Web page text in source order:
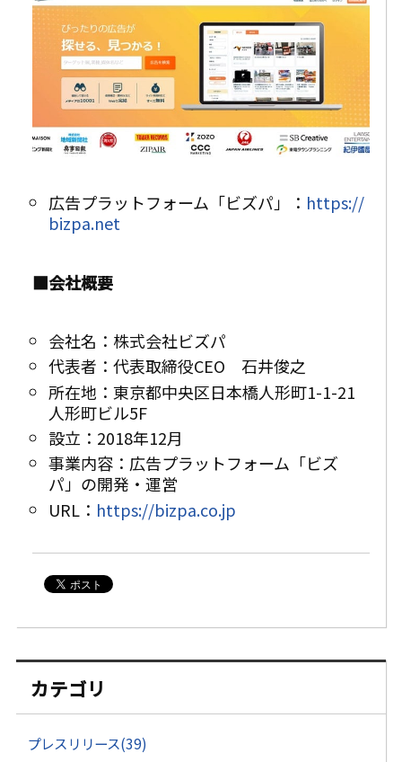
広告プラットフォーム「ビズパ」： https://
bizpa.net
■会社概要
会社名：株式会社ビズパ
代表者：代表取締役CEO 石井俊之
所在地：東京都中央区日本橋人形町1-1-21
人形町ビル5F
設立：2018年12月
事業内容：広告プラットフォーム「ビズ
パ」の開発・運営
URL： https://bizpa.co.jp
カテゴリ
プレスリリース(39)